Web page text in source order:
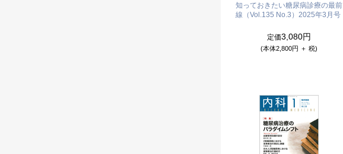
知っておきたい糖尿病診療の最前
線（Vol.135 No.3） 2025年3月号
定価3,080円
(本体2,800円 ＋ 税)